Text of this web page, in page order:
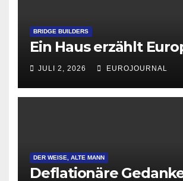
BRIDGE BUILDERS
Ein Haus erzählt
JULI 2, 2026 EUROJOURNAL
DER WEISE, ALTE MANN
Deflationäre